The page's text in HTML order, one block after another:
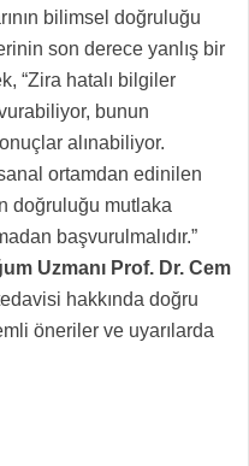
bilimsel doğruluğu
son derece yanlış bir
“Zira hatalı bilgiler
bunun
alınabiliyor.
ortamdan edinilen
doğruluğu mutlaka
başvurulmalıdır.”
Uzmanı Prof. Dr. Cem
hakkında doğru
öneriler ve uyarılarda